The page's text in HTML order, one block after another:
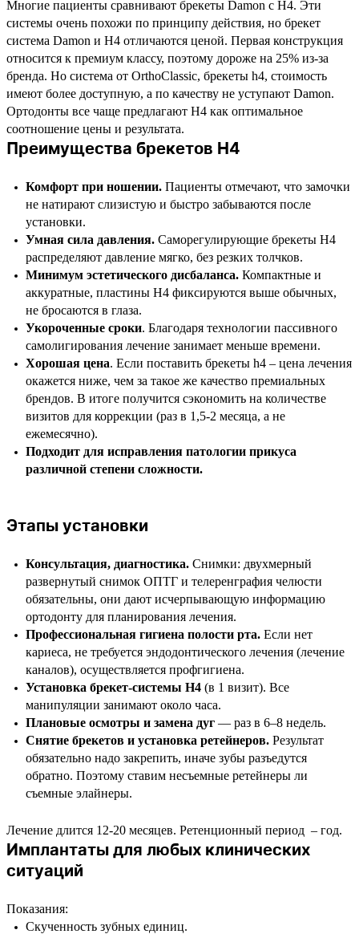
Многие пациенты сравнивают брекеты Damon с H4. Эти
системы очень похожи по принципу действия, но брекет
система Damon и H4 отличаются ценой. Первая конструкция
относится к премиум классу, поэтому дороже на 25% из-за
бренда. Но система от OrthoClassic, брекеты h4, стоимость
имеют более доступную, а по качеству не уступают Damon.
Ортодонты все чаще предлагают H4 как оптимальное
соотношение цены и результата.
Преимущества брекетов H4
Комфорт при ношении. Пациенты отмечают, что замочки
не натирают слизистую и быстро забываются после
установки.
Умная сила давления. Саморегулирующие брекеты H4
распределяют давление мягко, без резких толчков.
Минимум эстетического дисбаланса. Компактные и
аккуратные, пластины H4 фиксируются выше обычных,
не бросаются в глаза.
Укороченные сроки. Благодаря технологии пассивного
самолигирования лечение занимает меньше времени.
Хорошая цена. Если поставить брекеты h4 – цена лечения
окажется ниже, чем за такое же качество премиальных
брендов. В итоге получится сэкономить на количестве
визитов для коррекции (раз в 1,5-2 месяца, а не
ежемесячно).
Подходит для исправления патологии прикуса
различной степени сложности.
Этапы установки
Консультация, диагностика. Снимки: двухмерный
развернутый снимок ОПТГ и телеренграфия челюсти
обязательны, они дают исчерпывающую информацию
ортодонту для планирования лечения.
Профессиональная гигиена полости рта. Если нет
кариеса, не требуется эндодонтического лечения (лечение
каналов), осуществляется профгигиена.
Установка брекет-системы H4 (в 1 визит). Все
манипуляции занимают около часа.
Плановые осмотры и замена дуг — раз в 6–8 недель.
Снятие брекетов и установка ретейнеров. Результат
обязательно надо закрепить, иначе зубы разъедутся
обратно. Поэтому ставим несъемные ретейнеры ли
съемные элайнеры.
Лечение длится 12-20 месяцев. Ретенционный период – год.
Имплантаты для любых клинических
ситуаций
Показания:
Скученность зубных единиц.